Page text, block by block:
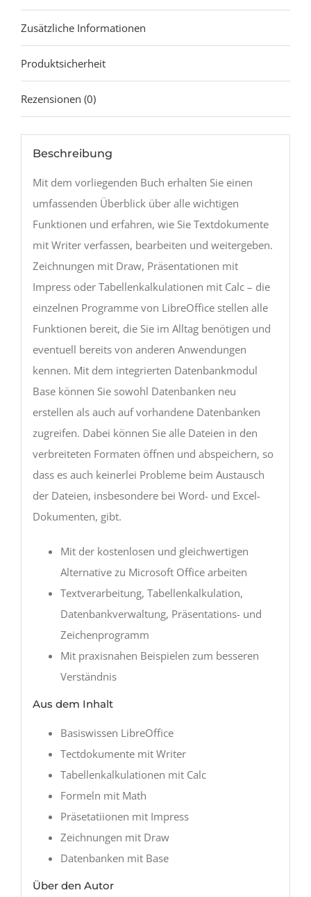
Menge
Zusätzliche Informationen
Produktsicherheit
Rezensionen (0)
Beschreibung
Mit dem vorliegenden Buch erhalten Sie einen
umfassenden Überblick über alle wichtigen
Funktionen und erfahren, wie Sie Textdokumente
mit Writer verfassen, bearbeiten und weitergeben.
Zeichnungen mit Draw, Präsentationen mit
Impress oder Tabellenkalkulationen mit Calc – die
einzelnen Programme von LibreOffice stellen alle
Funktionen bereit, die Sie im Alltag benötigen und
eventuell bereits von anderen Anwendungen
kennen. Mit dem integrierten Datenbankmodul
Base können Sie sowohl Datenbanken neu
erstellen als auch auf vorhandene Datenbanken
zugreifen. Dabei können Sie alle Dateien in den
verbreiteten Formaten öffnen und abspeichern, so
dass es auch keinerlei Probleme beim Austausch
der Dateien, insbesondere bei Word- und Excel-
Dokumenten, gibt.
Mit der kostenlosen und gleichwertigen
Alternative zu Microsoft Office arbeiten
Textverarbeitung, Tabellenkalkulation,
Datenbankverwaltung, Präsentations- und
Zeichenprogramm
Mit praxisnahen Beispielen zum besseren
Verständnis
Aus dem Inhalt
Basiswissen LibreOffice
Tectdokumente mit Writer
Tabellenkalkulationen mit Calc
Formeln mit Math
Präsetatiionen mit Impress
Zeichnungen mit Draw
Datenbanken mit Base
Über den Autor